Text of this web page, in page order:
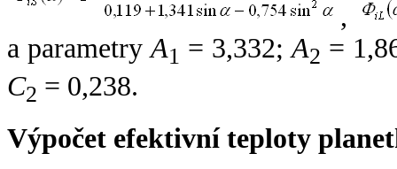
,
a parametryA1 = 3,332;A2 =
C2 = 0,238.
Výpočet efektivní teploty